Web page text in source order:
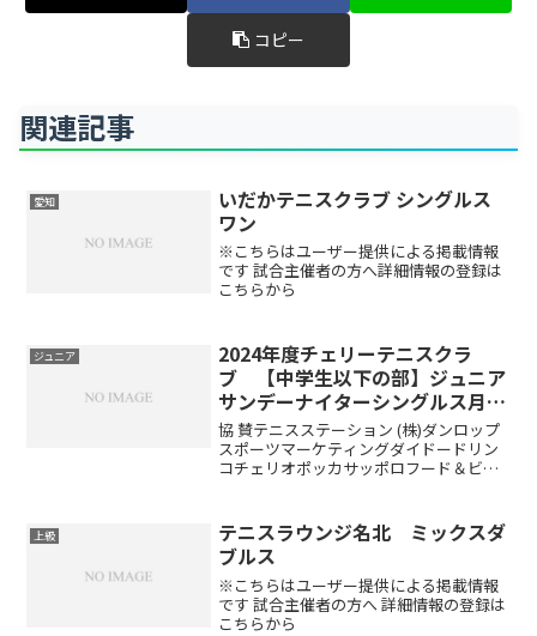
コピー
関連記事
愛知
いだかテニスクラブ シングルス
ワン
※こちらはユーザー提供による掲載情報
です 試合主催者の方へ詳細情報の登録は
こちらから
ジュニア
2024年度チェリーテニスクラ
ブ 【中学生以下の部】ジュニア
サンデーナイターシングルス月例
会
協 賛テニスステーション (株)ダンロップ
スポーツマーケティングダイドードリン
コチェリオポッカサッポロフード＆ビバ
ョン有りますチャレンジマッチも行うの
で最低３試合はで...
上級
テニスラウンジ名北 ミックスダ
ブルス
※こちらはユーザー提供による掲載情報
です 試合主催者の方へ 詳細情報の登録は
こちらから